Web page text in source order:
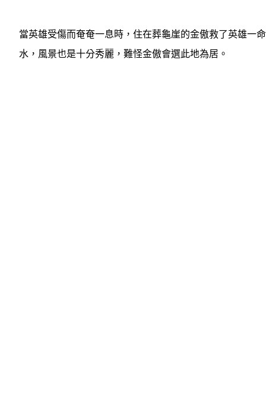
當英雄受傷而奄奄一息時，住在葬龜崖的金傲救了英雄一
水，風景也是十分秀麗，難怪金傲會選此地為居。